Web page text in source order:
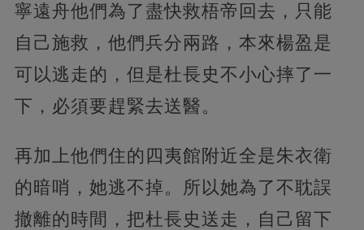
寧遠舟他們為了盡快救梧帝回去，只能
自己施救，他們兵分兩路，本來楊盈是
可以逃走的，但是杜長史不小心摔了一
下，必須要趕緊去送醫。
再加上他們住的四夷館附近全是朱衣衛
的暗哨，她逃不掉。所以她為了不耽誤
撤離的時間，把杜長史送走，自己留下